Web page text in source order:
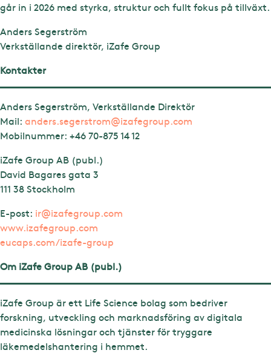
går in i 2026 med styrka, struktur och fullt fokus på tillväxt.
Anders Segerström
Verkställande direktör, iZafe Group
Kontakter
Anders Segerström, Verkställande Direktör
Mail: anders.segerstrom@izafegroup.com
Mobilnummer: +46 70-875 14 12
iZafe Group AB (publ.)
David Bagares gata 3
111 38 Stockholm
E-post: ir@izafegroup.com
www.izafegroup.com
eucaps.com/izafe-group
Om iZafe Group AB (publ.)
iZafe Group är ett Life Science bolag som bedriver
forskning, utveckling och marknadsföring av digitala
medicinska lösningar och tjänster för tryggare
läkemedelshantering i hemmet.